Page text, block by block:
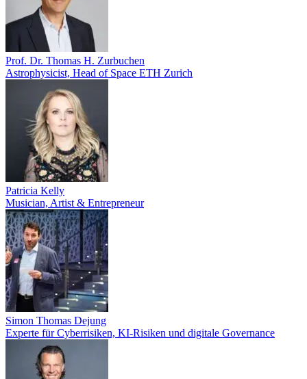
Prof. Dr. Thomas H. Zurbuchen
Astrophysicist, Head of Space ETH Zurich
Patricia Kelly
Musician, Artist & Entrepreneur
Simon Thomas Dejung
Experte für Cyberrisiken, KI-Risiken und digitale Governance